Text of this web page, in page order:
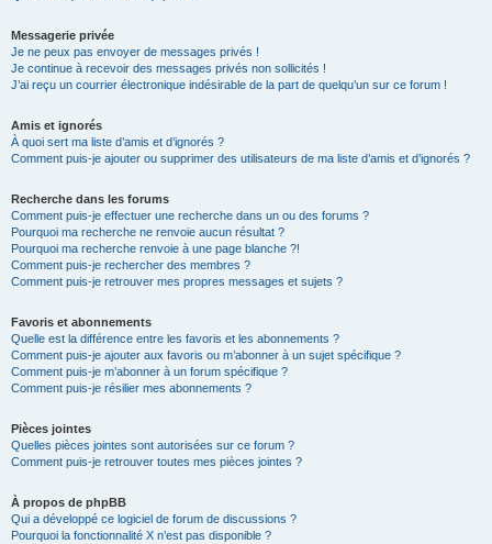
Messagerie privée
Je ne peux pas envoyer de messages privés !
Je continue à recevoir des messages privés non sollicités !
J’ai reçu un courrier électronique indésirable de la part de quelqu’un sur ce forum !
Amis et ignorés
À quoi sert ma liste d’amis et d’ignorés ?
Comment puis-je ajouter ou supprimer des utilisateurs de ma liste d’amis et d’ignorés ?
Recherche dans les forums
Comment puis-je effectuer une recherche dans un ou des forums ?
Pourquoi ma recherche ne renvoie aucun résultat ?
Pourquoi ma recherche renvoie à une page blanche ?!
Comment puis-je rechercher des membres ?
Comment puis-je retrouver mes propres messages et sujets ?
Favoris et abonnements
Quelle est la différence entre les favoris et les abonnements ?
Comment puis-je ajouter aux favoris ou m’abonner à un sujet spécifique ?
Comment puis-je m’abonner à un forum spécifique ?
Comment puis-je résilier mes abonnements ?
Pièces jointes
Quelles pièces jointes sont autorisées sur ce forum ?
Comment puis-je retrouver toutes mes pièces jointes ?
À propos de phpBB
Qui a développé ce logiciel de forum de discussions ?
Pourquoi la fonctionnalité X n’est pas disponible ?